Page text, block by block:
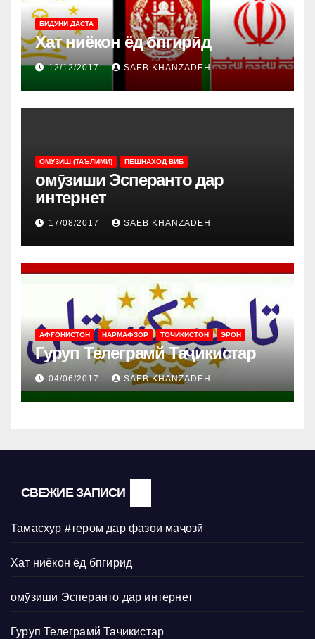
БИДУНИ ДАСТА
Хат ниёкон ёд бпгирӣд
12/12/2017 SAEB KHANZADEH
ОМУЗИШ (ТАЪЛИМИ) ПЕШНАХОД ВИБ
омӯзиши Эсперанто дар
интернет
17/08/2017 SAEB KHANZADEH
АФҒОНИСТОН НАРМАФЗОР ТОЧИКИСТОН ЭРОН
Гуруп Телеграмй Таҷикистар
04/06/2017 SAEB KHANZADEH
СВЕЖИЕ ЗАПИСИ
Тамасхур #тером дар фазои маҷозӣ
Хат ниёкон ёд бпгирӣд
омӯзиши Эсперанто дар интернет
Гуруп Телеграмй Таҷикистар